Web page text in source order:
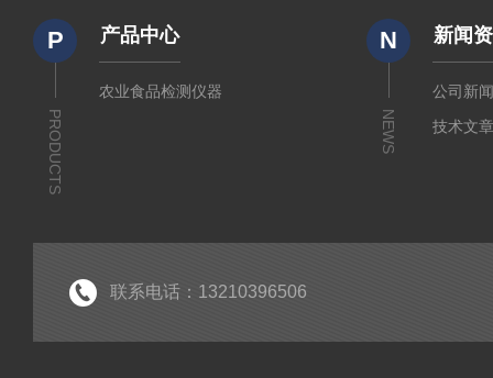
P
PRODUCTS
产品中心
农业食品检测仪器
N
NEWS
新闻
公司新
技术文
联系电话：13210396506